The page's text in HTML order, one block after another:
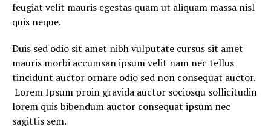
feugiat velit mauris egestas quam ut aliquam massa nisl
quis neque.
Duis sed odio sit amet nibh vulputate cursus sit amet
mauris morbi accumsan ipsum velit nam nec tellus
tincidunt auctor ornare odio sed non consequat auctor.
Lorem Ipsum proin gravida auctor sociosqu sollicitudin
lorem quis bibendum auctor consequat ipsum nec
sagittis sem.